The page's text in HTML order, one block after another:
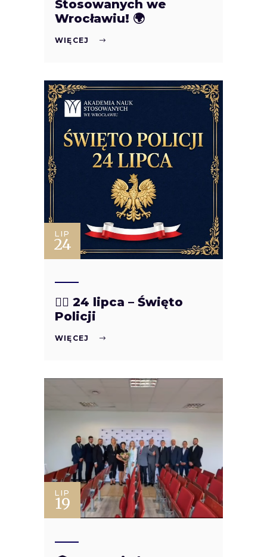
Stosowanych we
Wrocławiu! 🌍
WIĘCEJ
LIP
24
👮‍♀️ 24 lipca – Święto
Policji
WIĘCEJ
LIP
19